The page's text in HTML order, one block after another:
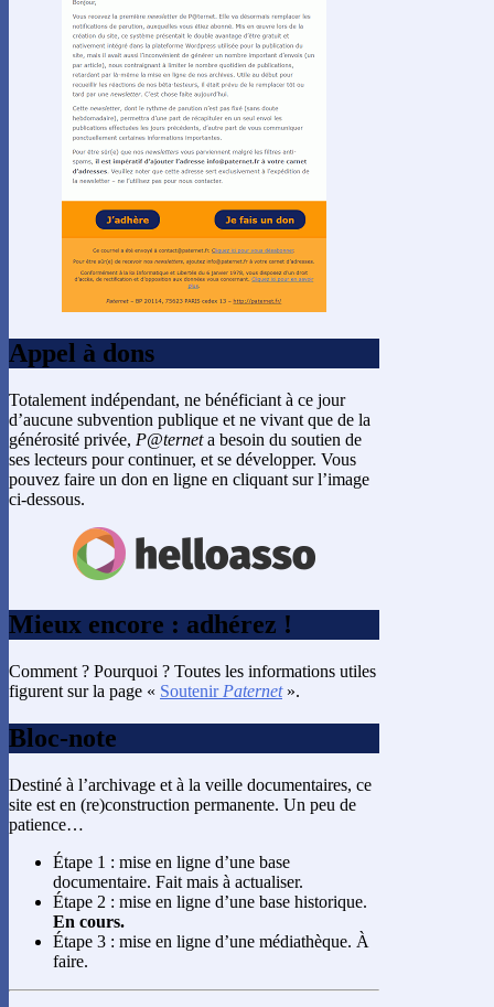
Appel à dons
Totalement indépendant, ne bénéficiant à ce jour
d’aucune subvention publique et ne vivant que de la
générosité privée, P@terneta besoin du soutien de
ses lecteurs pour continuer, et se développer. Vous
pouvez faire un don en ligne en cliquant sur l’image
ci-dessous.
Mieux encore : adhérez !
Comment ? Pourquoi ? Toutes les informations utiles
figurent sur la page « Soutenir Paternet».
Bloc-note
Destiné à l’archivage et à la veille documentaires, ce
site est en (re)construction permanente. Un peu de
patience…
Étape 1 : mise en ligne d’une base
documentaire. Fait mais à actualiser.
Étape 2 : mise en ligne d’une base historique.
En cours.
Étape 3 : mise en ligne d’une médiathèque. À
faire.